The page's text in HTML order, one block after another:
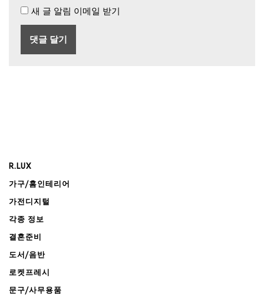
새 글 알림 이메일 받기
R.LUX
가구/홈인테리어
가전디지털
각종 정보
결혼준비
도서/음반
로켓프레시
문구/사무용품